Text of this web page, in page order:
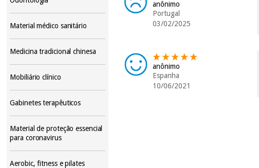
Material médico sanitário
Medicina tradicional chinesa
Mobiliário clínico
Gabinetes terapêuticos
Material de proteção essencial
para coronavirus
Aerobic, fitness e pilates
anônimo
Portugal
03/02/2025
anônimo
Espanha
10/06/2021